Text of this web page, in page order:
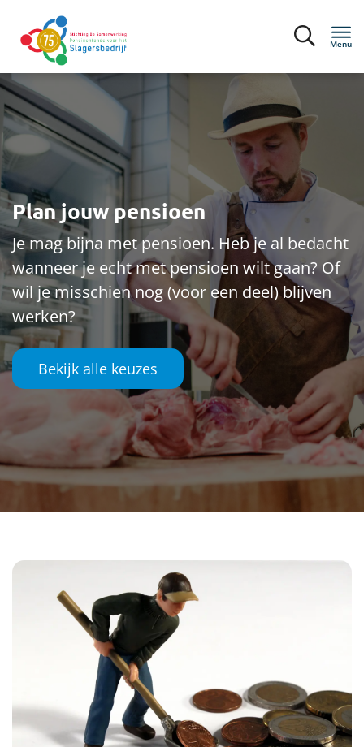
Menu
Deelnemers
Mijn situatie
Bijna met pensioen
Ik ontvang pensioen
Pensioen 1-2-3
Contact
Translate
Werkgevers
Het nieuwe pensioen
Downloads
Inloggen
Plan jouw pensioen
Je mag bijna met pensioen. Heb je al bedacht
wanneer je echt met pensioen wilt gaan? Of
wil je misschien nog (voor een deel) blijven
werken?
Bekijk alle keuzes